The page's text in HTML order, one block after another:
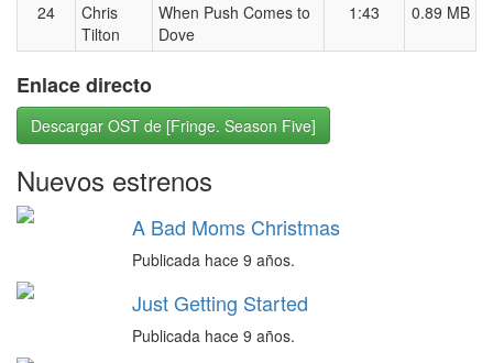
24
Chris
Tilton
When Push Comes to
Dove
1:43 0.89 MB
Enlace directo
Descargar OST de [Fringe. Season Five]
Nuevos estrenos
A Bad Moms Christmas
Publicada hace 9 años.
Just Getting Started
Publicada hace 9 años.